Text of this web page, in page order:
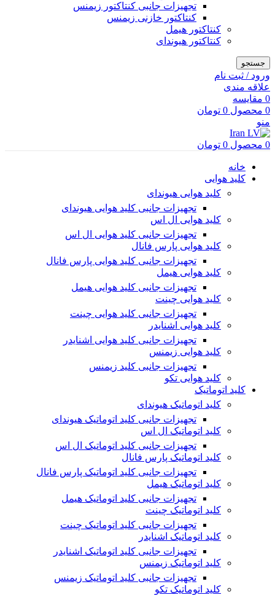
تجهیزات جانبی کنتاکتور زیمنس
کنتاکتور خازنی زیمنس
کنتاکتور هیمل
کنتاکتور هیوندای
جستجو
ورود / ثبت نام
علاقه مندی
0 مقایسه
0 محصول 0 تومان
منو
0 محصول 0 تومان
خانه
کلید هوایی
کلید هوایی هیوندای
تجهیزات جانبی کلید هوایی هیوندای
کلید هوایی ال اس
تجهیزات جانبی کلید هوایی ال اس
کلید هوایی پارس فانال
تجهیزات جانبی کلید هوایی پارس فانال
کلید هوایی هیمل
تجهیزات جانبی کلید هوایی هیمل
کلید هوایی چینت
تجهیزات جانبی کلید هوایی چینت
کلید هوایی اشنایدر
تجهیزات جانبی کلید هوایی اشنایدر
کلید هوایی زیمنس
تجهیزات جانبی کلید زیمنس
کلید هوایی تکو
کلید اتوماتیک
کلید اتوماتیک هیوندای
تجهیزات جانبی کلید اتوماتیک هیوندای
کلید اتوماتیک ال اس
تجهیزات جانبی کلید اتوماتیک ال اس
کلید اتوماتیک پارس فانال
تجهیزات جانبی کلید اتوماتیک پارس فانال
کلید اتوماتیک هیمل
تجهیزات جانبی کلید اتوماتیک هیمل
کلید اتوماتیک چینت
تجهیزات جانبی کلید اتوماتیک چینت
کلید اتوماتیک اشنایدر
تجهیزات جانبی کلید اتوماتیک اشنایدر
کلید اتوماتیک زیمنس
تجهیزات جانبی کلید اتوماتیک زیمنس
کلید اتوماتیک تکو